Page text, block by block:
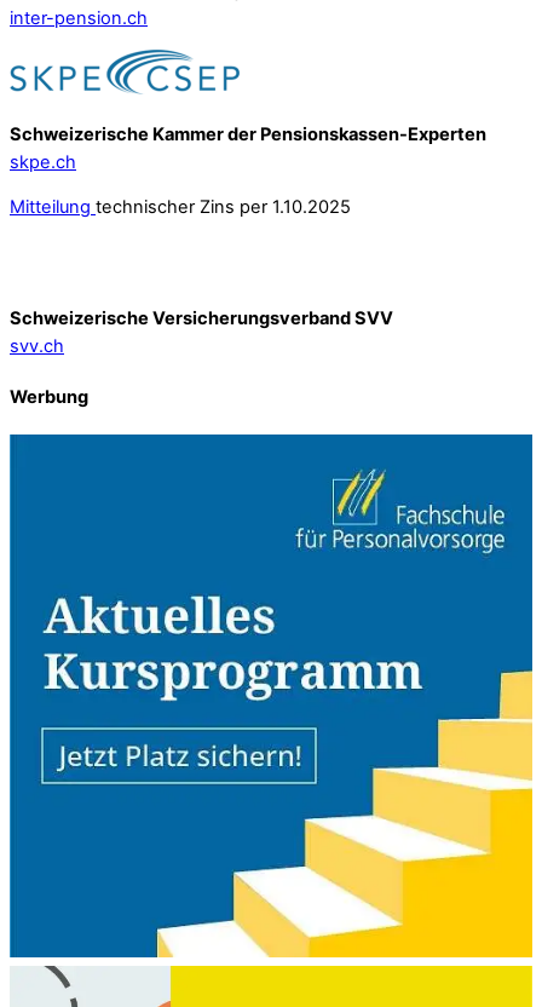
inter-pension.ch
Schweizerische Kammer der Pensionskassen-Experten
skpe.ch
Mitteilung technischer Zins per 1.10.2025
Schweizerische Versicherungsverband SVV
svv.ch
Werbung